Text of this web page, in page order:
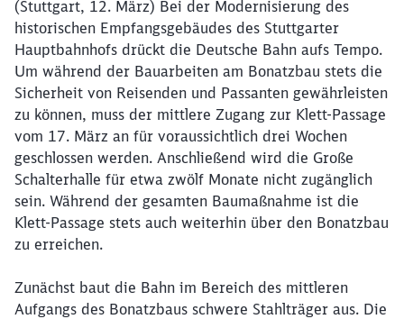
(Stuttgart, 12. März) Bei der Modernisierung des
historischen Empfangsgebäudes des Stuttgarter
Hauptbahnhofs drückt die Deutsche Bahn aufs Tempo.
Um während der Bauarbeiten am Bonatzbau stets die
Sicherheit von Reisenden und Passanten gewährleisten
zu können, muss der mittlere Zugang zur Klett-Passage
vom 17. März an für voraussichtlich drei Wochen
geschlossen werden. Anschließend wird die Große
Schalterhalle für etwa zwölf Monate nicht zugänglich
sein. Während der gesamten Baumaßnahme ist die
Klett-Passage stets auch weiterhin über den Bonatzbau
zu erreichen.
Zunächst baut die Bahn im Bereich des mittleren
Aufgangs des Bonatzbaus schwere Stahlträger aus. Die